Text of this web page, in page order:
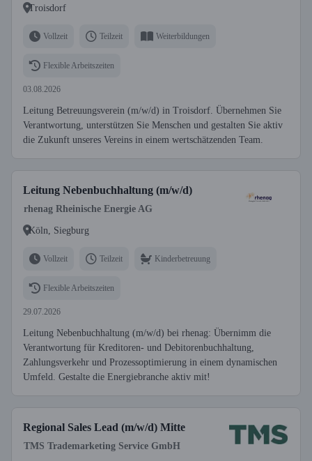
Troisdorf
Vollzeit Teilzeit Weiterbildungen
Flexible Arbeitszeiten
03.08.2026
Leitung Betreuungsverein (m/w/d) in Troisdorf. Übernehmen Sie
Verantwortung, unterstützen Sie Menschen und gestalten Sie aktiv
die Zukunft unseres Vereins in einem wertschätzenden Team.
Leitung Nebenbuchhaltung (m/w/d)
rhenag Rheinische Energie AG
Köln, Siegburg
Vollzeit Teilzeit Kinderbetreuung
Flexible Arbeitszeiten
29.07.2026
Leitung Nebenbuchhaltung (m/w/d) bei rhenag: Übernimm die
Verantwortung für Kreditoren- und Debitorenbuchhaltung,
Zahlungsverkehr und Prozessoptimierung in einem dynamischen
Umfeld. Gestalte die Energiebranche aktiv mit!
Regional Sales Lead (m/w/d) Mitte
TMS Trademarketing Service GmbH